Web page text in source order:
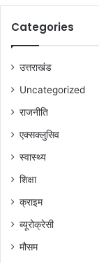
Categories
उत्तराखंड
Uncategorized
राजनीति
एक्सक्लुसिव
स्वास्थ्य
शिक्षा
क्राइम
ब्यूरोक्रेसी
मौसम